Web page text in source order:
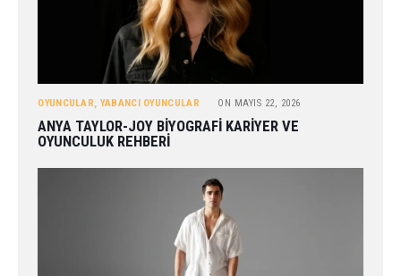
OYUNCULAR YABANCI OYUNCULAR ON MAYIS 22, 2026
ANYA TAYLOR-JOY BIYOGRAFI KARIYER VE
OYUNCULUK REHBERI